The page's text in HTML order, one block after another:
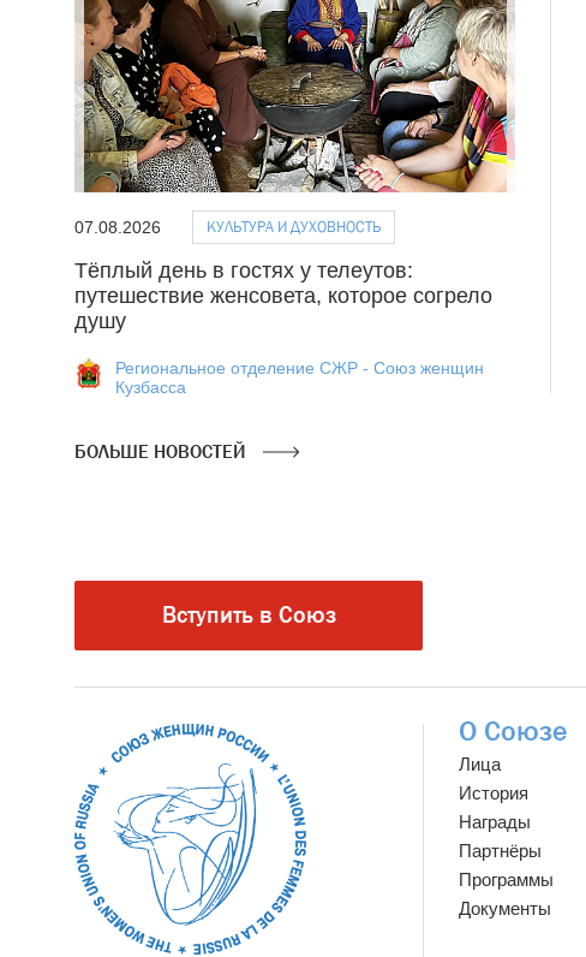
07.08.2026 КУЛЬТУРА И ДУХОВНОСТЬ
Тёплый день в гостях у телеутов:
путешествие женсовета, которое согрело
душу
Региональное отделение СЖР - Союз женщин
Кузбасса
БОЛЬШЕ НОВОСТЕЙ
Вступить в Союз
О Союзе
Лица
История
Награды
Партнёры
Программы
Документы